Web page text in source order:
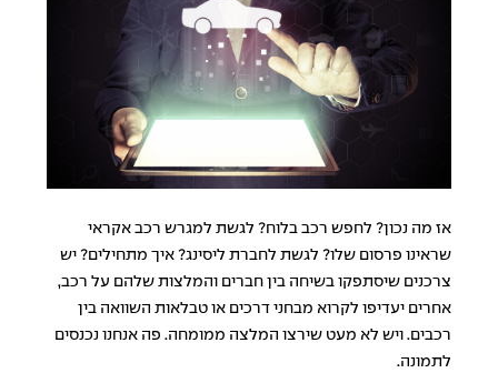
אז מה נכון? לחפש רכב בלוח? לגשת למגרש רכב אקראי
שראינו פרסום שלו? לגשת לחברת ליסינג? איך מתחילים? יש
צרכנים שיסתפקו בשיחה בין חברים והמלצות שלהם על רכב,
אחרים יעדיפו לקרוא מבחני דרכים או טבלאות השוואה בין
רכבים. ויש לא מעט שירצו המלצה ממומחה. פה אנחנו נכנסים
לתמונה.